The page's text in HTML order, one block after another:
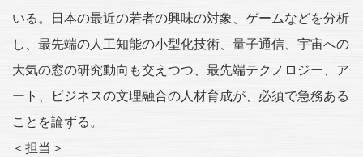
いる。日本の最近の若者の興味の対象、ゲームなどを分析
し、最先端の人工知能の小型化技術、量子通信、宇宙への
大気の窓の研究動向も交えつつ、最先端テクノロジー、ア
ート、ビジネスの文理融合の人材育成が、必須で急務ある
ことを論ずる。
＜担当＞